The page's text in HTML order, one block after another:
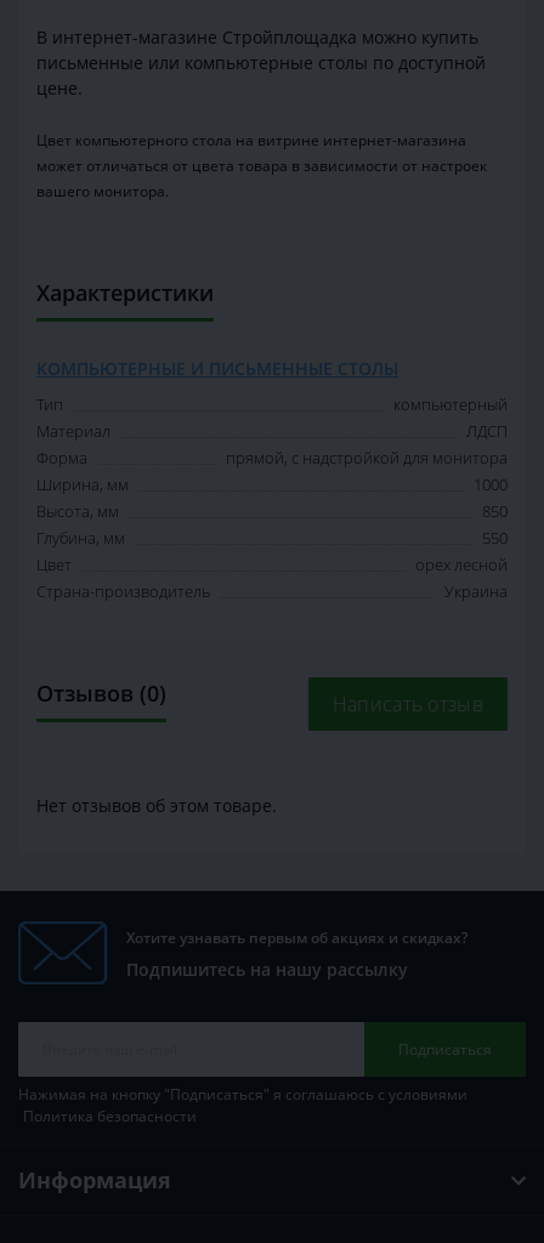
В интернет-магазине Стройплощадка можно купить
письменные или компьютерные столы по доступной
цене.
Цвет компьютерного стола на витрине интернет-магазина
может отличаться от цвета товара в зависимости от настроек
вашего монитора.
Характеристики
КОМПЬЮТЕРНЫЕ И ПИСЬМЕННЫЕ СТОЛЫ
Тип
компьютерный
Материал
ЛДСП
Форма
прямой, с надстройкой для монитора
Ширина, мм
1000
Высота, мм
850
Глубина, мм
550
Цвет
орех лесной
Страна-производитель
Украина
Отзывов (0) Написать отзыв
Нет отзывов об этом товаре.
Хотите узнавать первым об акциях и скидках?
Подпишитесь на нашу рассылку
Подписаться
Нажимая на кнопку "Подписаться" я соглашаюсь с условиями
Политика безопасности
Информация